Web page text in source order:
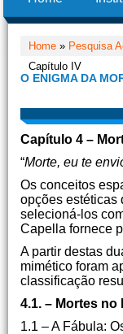
Home » Pesquisa
Capítulo IV
O ENIGMA DA
Capítulo 4 –
“Morte, eu te
Os conceitos
opções estéticas
selecioná-los
Capella fornece
A partir destas
mimético foram
classificação
4.1. – Mortes
1.1 – A Fábula: